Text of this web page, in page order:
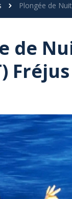
Plongée de
de
Fréjus